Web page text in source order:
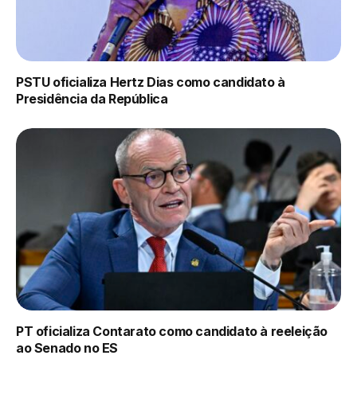
PSTU oficializa Hertz Dias como candidato à
Presidência da República
PT oficializa Contarato como candidato à reeleição
ao Senado no ES